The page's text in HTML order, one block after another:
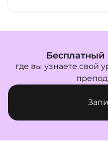
где вы узнаете свой